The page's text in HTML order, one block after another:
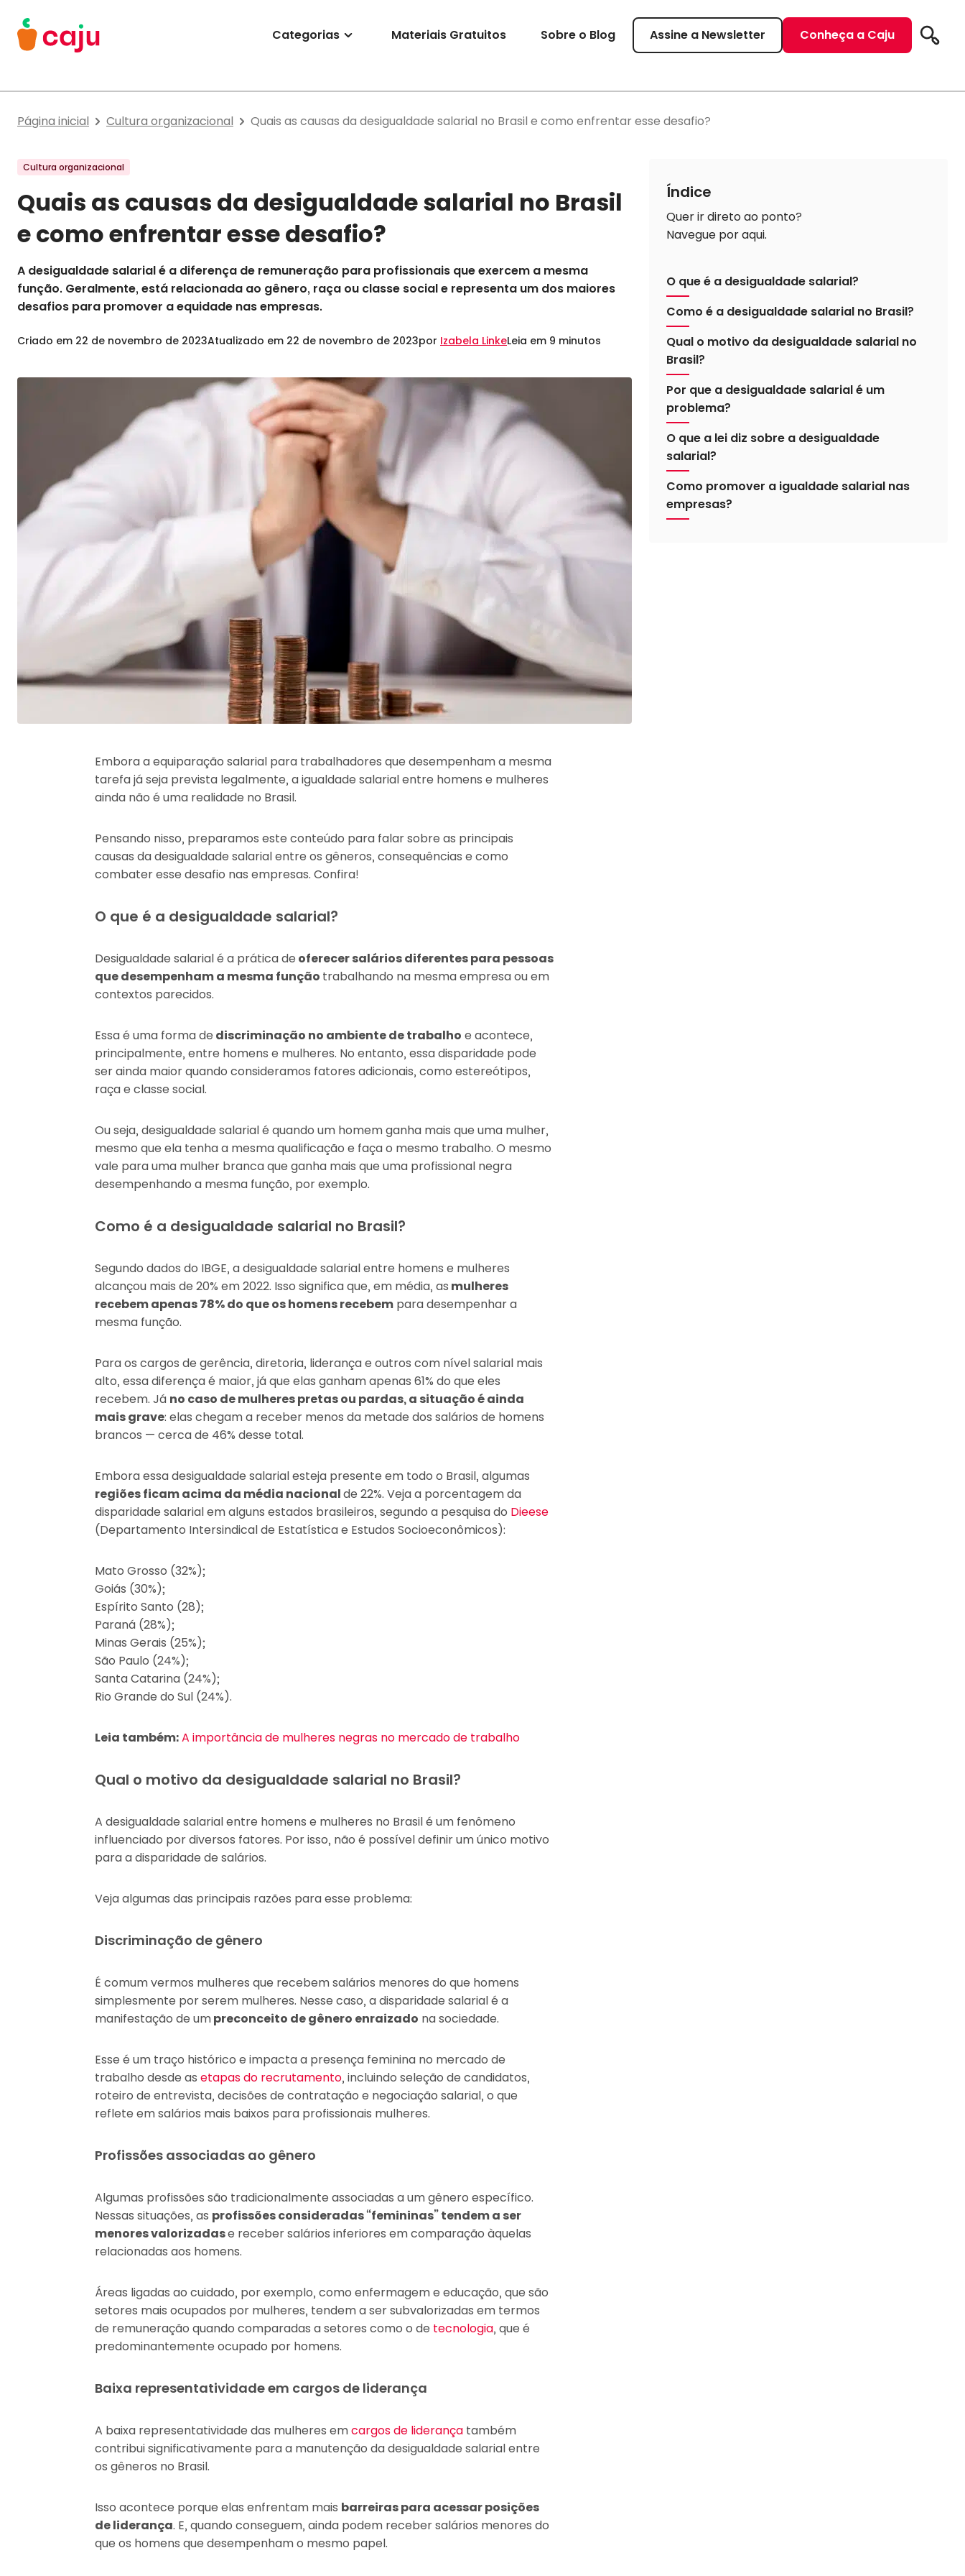
Menu Principal
Categorias Materiais Gratuitos Sobre o Blog Assine a Newsletter Conheça a Caju
Página inicial Cultura organizacional Quais as causas da desigualdade salarial no Brasil e como enfrentar esse desafio?
Cultura organizacional
Quais as causas da desigualdade salarial no Brasil
e como enfrentar esse desafio?
A desigualdade salarial é a diferença de remuneração para profissionais que exercem a mesma
função. Geralmente, está relacionada ao gênero, raça ou classe social e representa um dos maiores
desafios para promover a equidade nas empresas.
Criado em 22 de novembro de 2023Atualizado em 22 de novembro de 2023por Izabela LinkeLeia em 9 minutos
Embora a equiparação salarial para trabalhadores que desempenham a mesma
tarefa já seja prevista legalmente, a igualdade salarial entre homens e mulheres
ainda não é uma realidade no Brasil.
Pensando nisso, preparamos este conteúdo para falar sobre as principais
causas da desigualdade salarial entre os gêneros, consequências e como
combater esse desafio nas empresas. Confira!
O que é a desigualdade salarial?
Desigualdade salarial é a prática de oferecer salários diferentes para pessoas
que desempenham a mesma função trabalhando na mesma empresa ou em
contextos parecidos.
Essa é uma forma de discriminação no ambiente de trabalho e acontece,
principalmente, entre homens e mulheres. No entanto, essa disparidade pode
ser ainda maior quando consideramos fatores adicionais, como estereótipos,
raça e classe social.
Ou seja, desigualdade salarial é quando um homem ganha mais que uma mulher,
mesmo que ela tenha a mesma qualificação e faça o mesmo trabalho. O mesmo
vale para uma mulher branca que ganha mais que uma profissional negra
desempenhando a mesma função, por exemplo.
Como é a desigualdade salarial no Brasil?
Segundo dados do IBGE, a desigualdade salarial entre homens e mulheres
alcançou mais de 20% em 2022. Isso significa que, em média, as mulheres
recebem apenas 78% do que os homens recebem para desempenhar a
mesma função.
Para os cargos de gerência, diretoria, liderança e outros com nível salarial mais
alto, essa diferença é maior, já que elas ganham apenas 61% do que eles
recebem. Já no caso de mulheres pretas ou pardas, a situação é ainda
mais grave: elas chegam a receber menos da metade dos salários de homens
brancos — cerca de 46% desse total.
Embora essa desigualdade salarial esteja presente em todo o Brasil, algumas
regiões ficam acima da média nacionalde 22%. Veja a porcentagem da
disparidade salarial em alguns estados brasileiros, segundo a pesquisa do Dieese
(Departamento Intersindical de Estatística e Estudos Socioeconômicos):
Mato Grosso (32%);
Goiás (30%);
Espírito Santo (28);
Paraná (28%);
Minas Gerais (25%);
São Paulo (24%);
Santa Catarina (24%);
Rio Grande do Sul (24%).
Leia também:A importância de mulheres negras no mercado de trabalho
Qual o motivo da desigualdade salarial no Brasil?
A desigualdade salarial entre homens e mulheres no Brasil é um fenômeno
influenciado por diversos fatores. Por isso, não é possível definir um único motivo
para a disparidade de salários.
Veja algumas das principais razões para esse problema:
Discriminação de gênero
É comum vermos mulheres que recebem salários menores do que homens
simplesmente por serem mulheres. Nesse caso, a disparidade salarial é a
manifestação de umpreconceito de gênero enraizado na sociedade.
Esse é um traço histórico e impacta a presença feminina no mercado de
trabalho desde as etapas do recrutamento, incluindo seleção de candidatos,
roteiro de entrevista, decisões de contratação e negociação salarial, o que
reflete em salários mais baixos para profissionais mulheres.
Profissões associadas ao gênero
Algumas profissões são tradicionalmente associadas a um gênero específico.
Nessas situações, as profissões consideradas “femininas” tendem a ser
menores valorizadase receber salários inferiores em comparação àquelas
relacionadas aos homens.
Áreas ligadas ao cuidado, por exemplo, como enfermagem e educação, que são
setores mais ocupados por mulheres, tendem a ser subvalorizadas em termos
de remuneração quando comparadas a setores como o de tecnologia, que é
predominantemente ocupado por homens.
Baixa representatividade em cargos de liderança
A baixa representatividade das mulheres emcargos de liderança também
contribui significativamente para a manutenção da desigualdade salarial entre
os gêneros no Brasil.
Isso acontece porque elas enfrentam mais barreiras para acessar posições
de liderança. E, quando conseguem, ainda podem receber salários menores do
que os homens que desempenham o mesmo papel.
Índice
Quer ir direto ao ponto?
Navegue por aqui.
O que é a desigualdade salarial?
Como é a desigualdade salarial no Brasil?
Qual o motivo da desigualdade salarial no
Brasil?
Por que a desigualdade salarial é um
problema?
O que a lei diz sobre a desigualdade
salarial?
Como promover a igualdade salarial nas
empresas?